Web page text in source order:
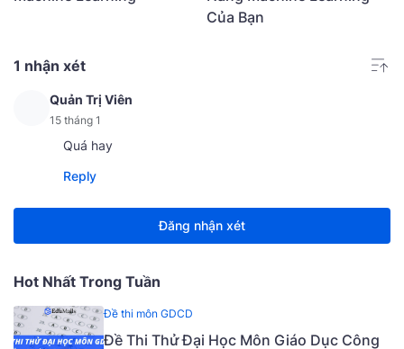
Của Bạn
1 nhận xét
Quản Trị Viên
15 tháng 1
Quá hay
Reply
Đăng nhận xét
Hot Nhất Trong Tuần
Đề thi môn GDCD
Đề Thi Thử Đại Học Môn Giáo Dục Công